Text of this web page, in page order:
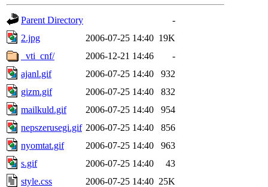
Parent Directory
-
2.jpg
2006-07-25 14:40 19K
_vti_cnf/
2006-12-21 14:46
-
ajanl.gif
2006-07-25 14:40
932
gizm.gif
2006-07-25 14:40
832
mailkuld.gif
2006-07-25 14:40
954
nepszerusegi.gif 2006-07-25 14:40
856
nyomtat.gif
2006-07-25 14:40
963
s.gif
2006-07-25 14:40
43
style.css
2006-07-25 14:40 25K